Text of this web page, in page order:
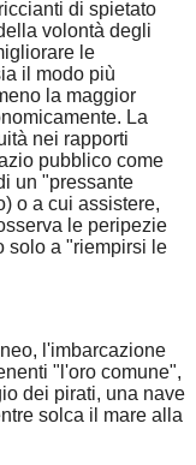
di spietato
volontà degli
le
il modo più
la maggior
La
nei rapporti
pubblico come
un "pressante
o a cui assistere,
le peripezie
solo a "riempirsi le
l'imbarcazione
"l'oro comune",
dei pirati, una nave
solca il mare alla